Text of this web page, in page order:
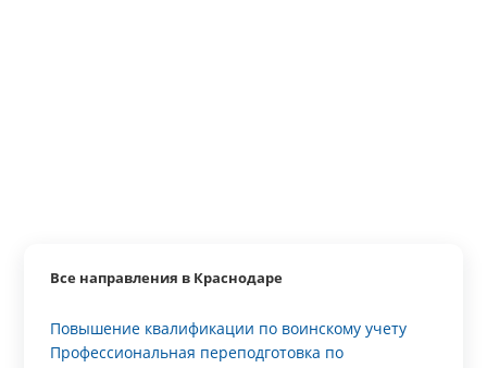
Все направления в Краснодаре
Повышение квалификации по воинскому учету
Профессиональная переподготовка по